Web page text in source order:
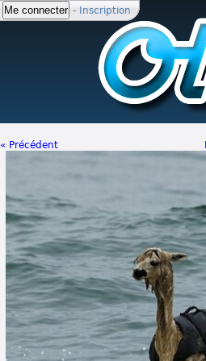
- Inscription
« Précédent